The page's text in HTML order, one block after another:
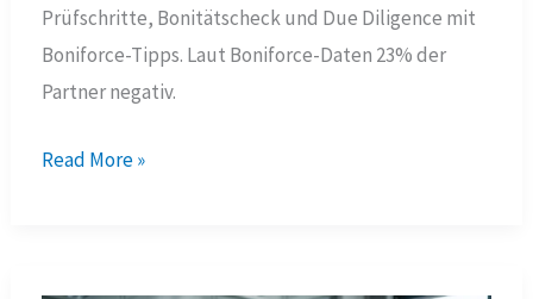
Prüfschritte, Bonitätscheck und Due Diligence mit
Boniforce-Tipps. Laut Boniforce-Daten 23% der
Partner negativ.
Firma
Read More »